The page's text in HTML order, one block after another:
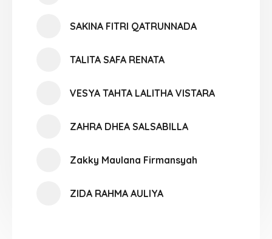
SAKINA FITRI QATRUNNADA
TALITA SAFA RENATA
VESYA TAHTA LALITHA VISTARA
ZAHRA DHEA SALSABILLA
Zakky Maulana Firmansyah
ZIDA RAHMA AULIYA